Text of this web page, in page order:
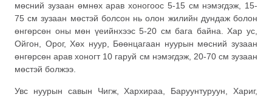
мөсний зузаан өмнөх арав хоногоос 5-15 см нэмэгдэж, 15-
75 см зузаан мөстэй болсон нь олон жилийн дундаж болон
өнгөрсөн оны мөн үеийнхээс 5-20 см бага байна. Хар ус,
Ойгон, Орог, Хөх нуур, Бөөнцагаан нуурын мөсний зузаан
өнгөрсөн арав хоногт 10 гаруй см нэмэгдэж, 20-70 см зузаан
мөстэй болжээ.
Увс нуурын савын Чигж, Хархираа, Баруунтуруун, Хариг,